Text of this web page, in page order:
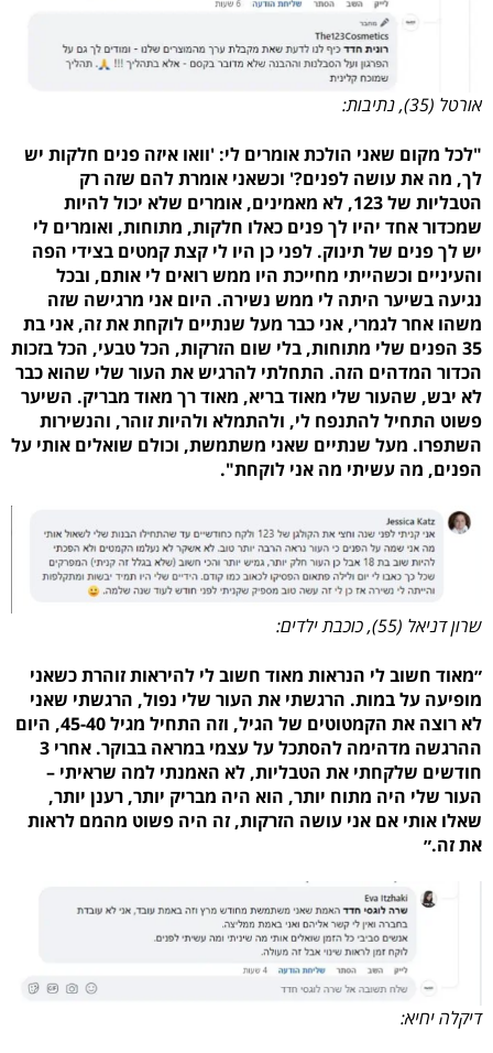
אורטל (35), נתיבות:
"לכל מקום שאני הולכת אומרים לי: 'וואו איזה פנים חלקות יש
לך, מה את עושה לפנים?' וכשאני אומרת להם שזה רק
הטבליות של 123, לא מאמינים, אומרים שלא יכול להיות
שמכדור אחד יהיו לך פנים כאלו חלקות, מתוחות, ואומרים לי
יש לך פנים של תינוק. לפני כן היו לי קצת קמטים בצידי הפה
והעיניים וכשהייתי מחייכת היו ממש רואים לי אותם, ובכל
נגיעה בשיער היתה לי ממש נשירה. היום אני מרגישה שזה
משהו אחר לגמרי, אני כבר מעל שנתיים לוקחת את זה, אני בת
35 הפנים שלי מתוחות, בלי שום הזרקות, הכל טבעי, הכל בזכות
הכדור המדהים הזה. התחלתי להרגיש את העור שלי שהוא כבר
לא יבש, שהעור שלי מאוד בריא, מאוד רך מאוד מבריק. השיער
פשוט התחיל להתנפח לי, ולהתמלא ולהיות זוהר, והנשירות
השתפרו. מעל שנתיים שאני משתמשת, וכולם שואלים אותי על
הפנים, מה עשיתי מה אני לוקחת".
שרון דניאל (55), כוכבת ילדים:
״מאוד חשוב לי הנראות מאוד חשוב לי להיראות זוהרת כשאני
מופיעה על במות. הרגשתי את העור שלי נפול, הרגשתי שאני
לא רוצה את הקמטוטים של הגיל, וזה התחיל מגיל 45-40, היום
ההרגשה מדהימה להסתכל על עצמי במראה בבוקר. אחרי 3
חודשים שלקחתי את הטבליות, לא האמנתי למה שראיתי –
העור שלי היה מתוח יותר, הוא היה מבריק יותר, רענן יותר,
שאלו אותי אם אני עושה הזרקות, זה היה פשוט מהמם לראות
את זה.״
דיקלה יחיא: